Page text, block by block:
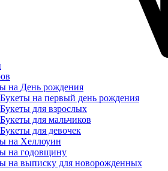
на День рождения
Букеты на первый день рождения
Букеты для взрослых
Букеты для мальчиков
Букеты для девочек
на Хеллоуин
на годовщину
на выписку для новорожденных